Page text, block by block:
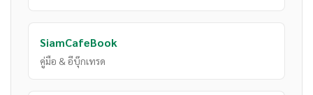
SiamCafeBook
คู่มือ & อีบุ๊กเทรด